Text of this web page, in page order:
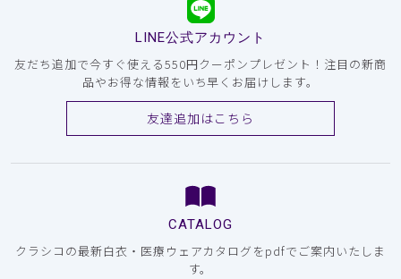
LINE公式アカウント
友だち追加で今すぐ使える550円クーポンプレゼント！注目の新商
品やお得な情報をいち早くお届けします。
友達追加はこちら
CATALOG
クラシコの最新白衣・医療ウェアカタログをpdfでご案内いたしま
す。